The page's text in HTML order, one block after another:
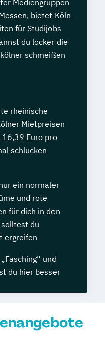
Mediengruppen
bietet Köln
für Studijobs
du locker die
schmeißen
rheinische
Mietpreisen
Euro pro
schlucken
ein normaler
und rote
für dich in den
du
ergreifen
und
du hier besser